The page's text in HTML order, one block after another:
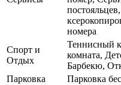
номера
Спорт и
Отдых
Теннисный
комната,
Барбекю,
Парковка
Парковка